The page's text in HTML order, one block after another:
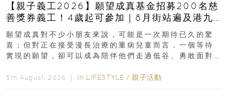
【親子義工2026】願望成真基金招募200名慈
善獎券義工！4歲起可參加｜8月街站遍及港九
新界
願望成真對不少小朋友來說，可能是一次期待已久的驚
喜；但對正在接受漫長治療的重病兒童而言，一個等待
實現的願望，卻可以成為陪伴他們走過低谷、勇敢面對
5th August, 2026 ｜ In LIFESTYLE / 親子活動